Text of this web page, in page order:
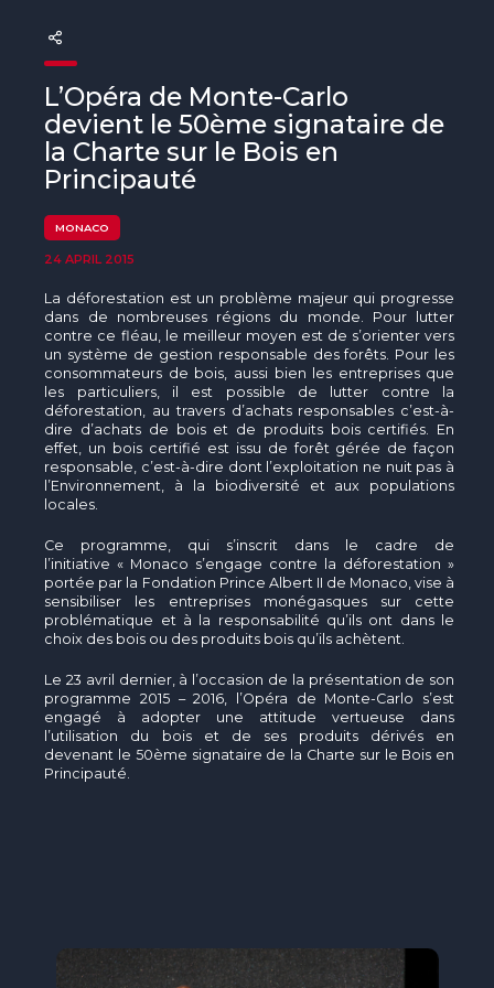
OACIS
Human - Wildlife Initiative
L’Opéra de Monte-Carlo
devient le 50ème signataire de
la Charte sur le Bois en
Principauté
MONACO
24 APRIL 2015
La déforestation est un problème majeur qui progresse
dans de nombreuses régions du monde. Pour lutter
contre ce fléau, le meilleur moyen est de s’orienter vers
un système de gestion responsable des forêts. Pour les
consommateurs de bois, aussi bien les entreprises que
les particuliers, il est possible de lutter contre la
déforestation, au travers d’achats responsables c’est-à-
dire d’achats de bois et de produits bois certifiés. En
effet, un bois certifié est issu de forêt gérée de façon
responsable, c’est-à-dire dont l’exploitation ne nuit pas à
l’Environnement, à la biodiversité et aux populations
locales.
Ce programme, qui s’inscrit dans le cadre de
l’initiative « Monaco s’engage contre la déforestation »
portée par la Fondation Prince Albert II de Monaco, vise à
sensibiliser les entreprises monégasques sur cette
problématique et à la responsabilité qu’ils ont dans le
choix des bois ou des produits bois qu’ils achètent.
Le 23 avril dernier, à l’occasion de la présentation de son
programme 2015 – 2016, l’Opéra de Monte-Carlo s’est
engagé à adopter une attitude vertueuse dans
l’utilisation du bois et de ses produits dérivés en
devenant le 50ème signataire de la Charte sur le Bois en
Principauté.